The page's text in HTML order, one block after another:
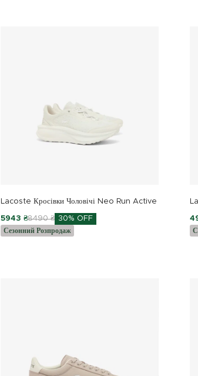
Lacoste Кросівки Чоловічі Neo Run Active
5943 ₴8490 ₴ 30% OFF
Сезонний Розпродаж